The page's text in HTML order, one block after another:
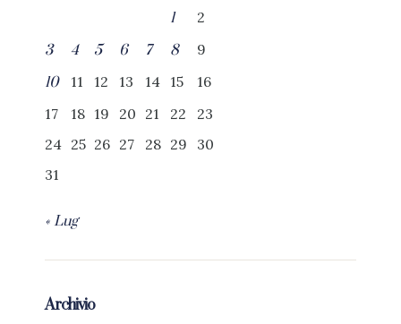
1
2
3
4 5 6 7 8
9
10
11 12 13 14 15
16
17
18 19 20 21 22
23
24 25 26 27 28 29
30
31
« Lug
Archivio